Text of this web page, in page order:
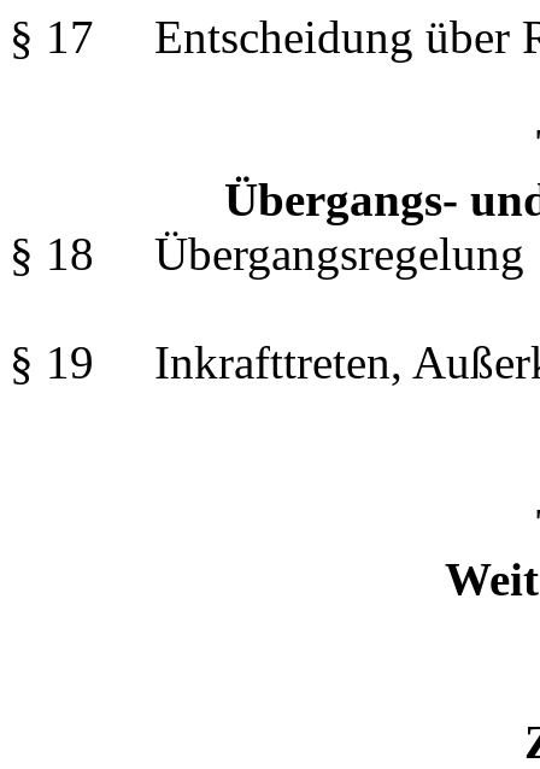
§ 17 Entscheidung über
Übergangs-
§ 18 Übergangsregelung
§ 19 Inkrafttreten,